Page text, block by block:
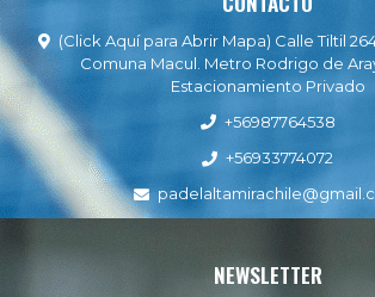
(Click Aquí para Abrir Mapa) Calle Tiltil
Comuna Macul. Metro Rodrigo de
Estacionamiento Privado
+56987764538
+56933774072
NEWSLETTER